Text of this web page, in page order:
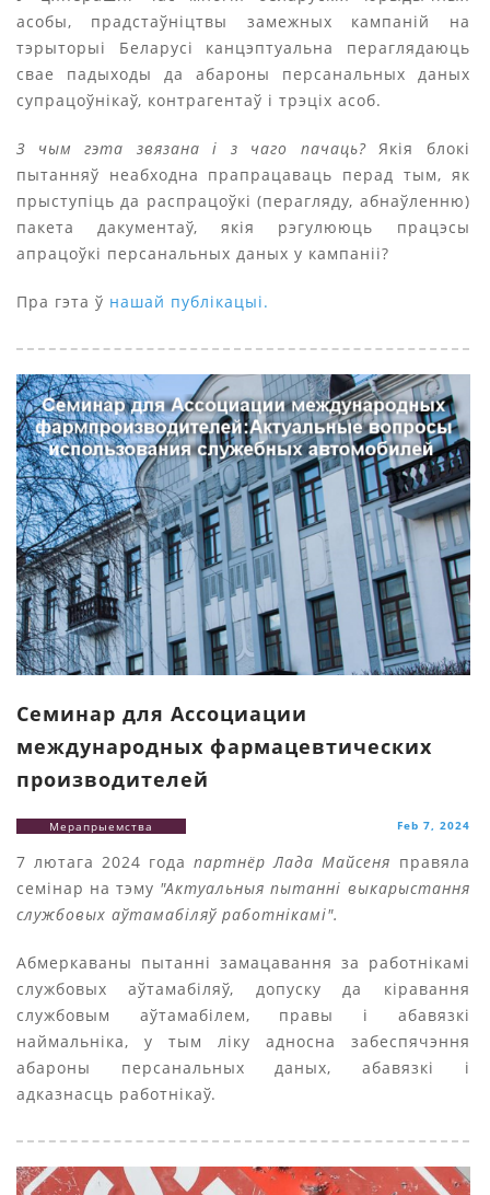
асобы, прадстаўніцтвы замежных кампаній на
тэрыторыі Беларусі канцэптуальна пераглядаюць
свае падыходы да абароны персанальных даных
супрацоўнікаў, контрагентаў і трэціх асоб.
З чым гэта звязана і з чаго пачаць?Якія блокі
пытанняў неабходна прапрацаваць перад тым, як
прыступіць да распрацоўкі (перагляду, абнаўленню)
пакета дакументаў, якія рэгулююць працэсы
апрацоўкі персанальных даных у кампаніі?
Пра гэта ў нашай публікацыі.
Семинар для Ассоциации
международных фармацевтических
производителей
Мерапрыемства Feb 7, 2024
7 лютага 2024 годапартнёр Лада Майсеня правяла
семінар на тэму "Актуальныя пытанні выкарыстання
службовых аўтамабіляў работнікамі".
Абмеркаваны пытанні замацавання за работнікамі
службовых аўтамабіляў, допуску да кіравання
службовым аўтамабілем, правы і абавязкі
наймальніка, у тым ліку адносна забеспячэння
абароны персанальных даных, абавязкі і
адказнасць работнікаў.